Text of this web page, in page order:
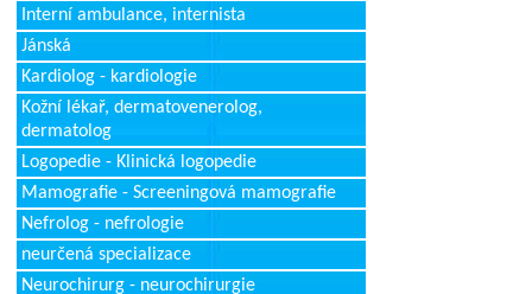
Interní ambulance, internista
Jánská
Kardiolog - kardiologie
Kožní lékař, dermatovenerolog,
dermatolog
Logopedie - Klinická logopedie
Mamografie - Screeningová mamografie
Nefrolog - nefrologie
neurčená specializace
Neurochirurg - neurochirurgie